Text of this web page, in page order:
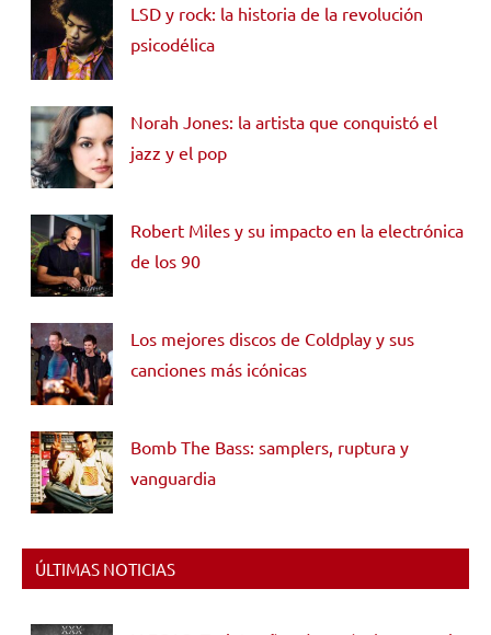
LSD y rock: la historia de la revolución
psicodélica
Norah Jones: la artista que conquistó el
jazz y el pop
Robert Miles y su impacto en la electrónica
de los 90
Los mejores discos de Coldplay y sus
canciones más icónicas
Bomb The Bass: samplers, ruptura y
vanguardia
ÚLTIMAS NOTICIAS